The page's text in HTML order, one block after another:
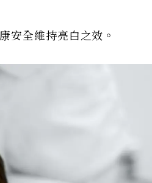
安全維持亮白之效。